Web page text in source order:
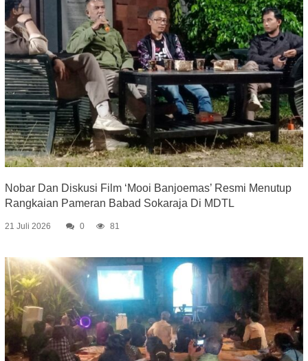
Nobar Dan Diskusi Film ‘Mooi Banjoemas’ Resmi Menutup
Rangkaian Pameran Babad Sokaraja Di MDTL
21 Juli 2026 0 81